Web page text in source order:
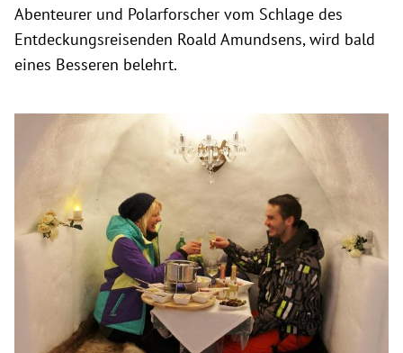
Abenteurer und Polarforscher vom Schlage des
Entdeckungsreisenden Roald Amundsens, wird bald
eines Besseren belehrt.